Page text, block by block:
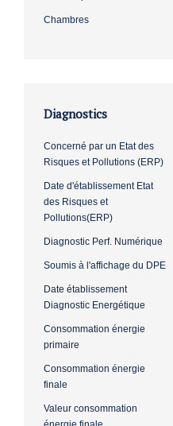
Chambres
Diagnostics
Concerné par un Etat des
Risques et Pollutions (ERP)
Date d'établissement Etat
des Risques et
Pollutions(ERP)
Diagnostic Perf. Numérique
Soumis à l'affichage du DPE
Date établissement
Diagnostic Energétique
Consommation énergie
primaire
Consommation énergie
finale
Valeur consommation